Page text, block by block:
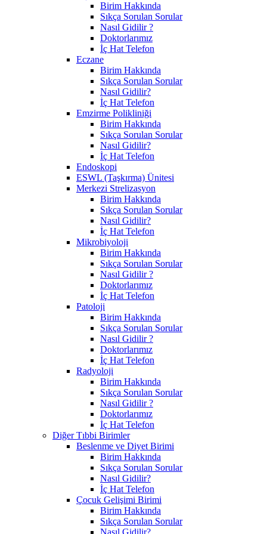
Birim Hakkında
Sıkça Sorulan Sorular
Nasıl Gidilir ?
Doktorlarımız
İç Hat Telefon
Eczane
Birim Hakkında
Sıkça Sorulan Sorular
Nasıl Gidilir?
İç Hat Telefon
Emzirme Polikliniği
Birim Hakkında
Sıkça Sorulan Sorular
Nasıl Gidilir?
İç Hat Telefon
Endoskopi
ESWL (Taşkırma) Ünitesi
Merkezi Strelizasyon
Birim Hakkında
Sıkça Sorulan Sorular
Nasıl Gidilir?
İç Hat Telefon
Mikrobiyoloji
Birim Hakkında
Sıkça Sorulan Sorular
Nasıl Gidilir ?
Doktorlarımız
İç Hat Telefon
Patoloji
Birim Hakkında
Sıkça Sorulan Sorular
Nasıl Gidilir ?
Doktorlarımız
İç Hat Telefon
Radyoloji
Birim Hakkında
Sıkça Sorulan Sorular
Nasıl Gidilir ?
Doktorlarımız
İç Hat Telefon
Diğer Tıbbi Birimler
Beslenme ve Diyet Birimi
Birim Hakkında
Sıkça Sorulan Sorular
Nasıl Gidilir?
İç Hat Telefon
Çocuk Gelişimi Birimi
Birim Hakkında
Sıkça Sorulan Sorular
Nasıl Gidilir?